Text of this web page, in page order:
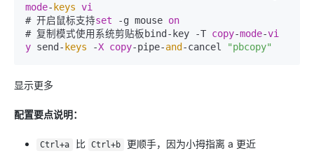
mode- keys vi
# 开启鼠标支持set -g mouse on
# 复制模式使用系统剪贴板bind-key -T copy-mode-vi
y send- keys -X copy-pipe-and -cancel "pbcopy"
显示更多
配置要点说明：
Ctrl+a 比 Ctrl+b
更顺手，因为小拇指离 a 更近